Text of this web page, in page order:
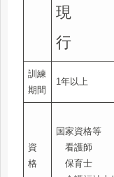
現
行
訓練
期間
1年以上
資
格
国家資格等
看護師
保育士